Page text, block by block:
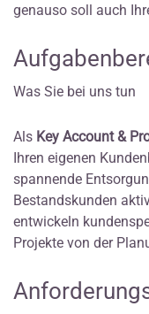
genauso soll auch
Was Sie bei uns tun
Als Key Account &
Ihren eigenen
spannende
Bestandskunden
entwickeln
Projekte von der